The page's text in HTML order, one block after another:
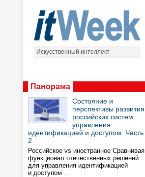
Искусственный интеллект
Панорама
Состояние и
перспективы развития
российских систем
управления
идентификацией и доступом. Часть
2
Российское vs иностранное Сравнивая
функционал отечественных решений
для управления идентификацией
и доступом …